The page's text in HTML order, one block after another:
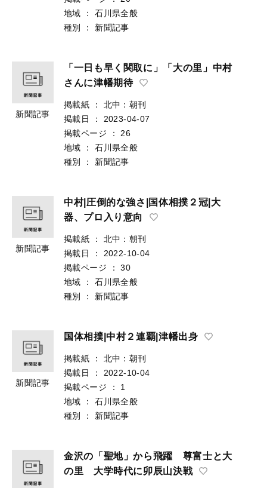
地域
：
石川県全般
種別
： 新聞記事
新聞記事
「一日も早く関取に」「大の里」中村
さんに津幡期待
掲載紙 ：
北中：朝刊
掲載日
：
2023-04-07
掲載ページ
：
26
地域
：
石川県全般
種別
： 新聞記事
新聞記事
中村|圧倒的な強さ|国体相撲２冠|大
器、プロ入り意向
掲載紙 ：
北中：朝刊
掲載日
：
2022-10-04
掲載ページ
：
30
地域
：
石川県全般
種別
： 新聞記事
新聞記事
国体相撲|中村２連覇|津幡出身
掲載紙 ：
北中：朝刊
掲載日
：
2022-10-04
掲載ページ
：
1
地域
：
石川県全般
種別
： 新聞記事
金沢の「聖地」から飛躍 尊富士と大
の里 大学時代に卯辰山決戦